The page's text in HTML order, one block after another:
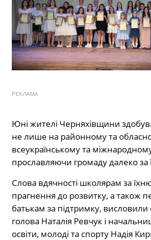
РЕКЛАМА
Юні жителі Черняхівщини
не лише на районному та
всеукраїнському та
прославляючи громаду далеко за
Слова вдячності школярам за їхню
прагнення до розвитку, а також
батькам за підтримку,
голова Наталія Ревчук і
освіти, молоді та спорту Надія